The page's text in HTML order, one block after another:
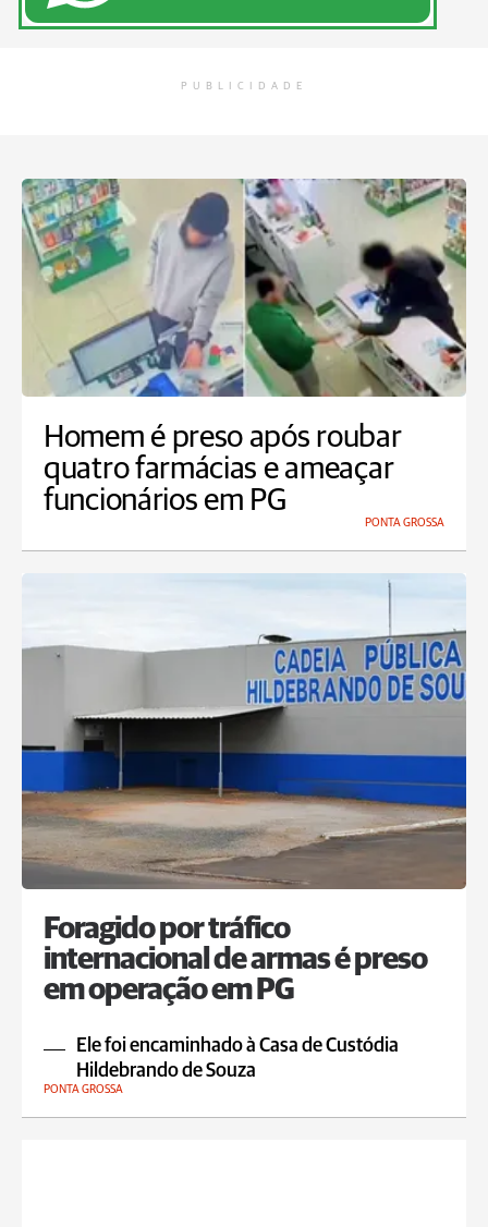
PUBLICIDADE
Homem é preso após roubar
quatro farmácias e ameaçar
funcionários em PG
PONTA GROSSA
Foragido por tráfico
internacional de armas é preso
em operação em PG
Ele foi encaminhado à Casa de Custódia
Hildebrando de Souza
PONTA GROSSA